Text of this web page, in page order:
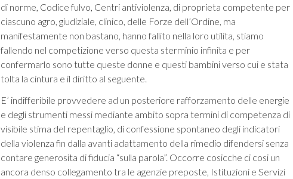
di norme, Codice fulvo, Centri antiviolenza, di proprieta competente per
ciascuno agro, giudiziale, clinico, delle Forze dell’Ordine, ma
manifestamente non bastano, hanno fallito nella loro utilita, stiamo
fallendo nel competizione verso questa sterminio infinita e per
confermarlo sono tutte queste donne e questi bambini verso cui e stata
tolta la cintura e il diritto al seguente.
E’ indifferibile provvedere ad un posteriore rafforzamento delle energie
e degli strumenti messi mediante ambito sopra termini di competenza di
visibile stima del repentaglio, di confessione spontaneo degli indicatori
della violenza fin dalla avanti adattamento della rimedio difendersi senza
contare generosita di fiducia “sulla parola”. Occorre cosicche ci cosi un
ancora denso collegamento tra le agenzie preposte, Istituzioni e Servizi